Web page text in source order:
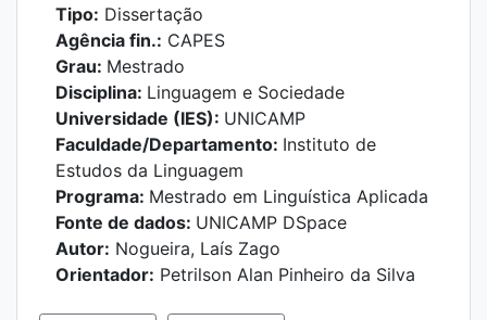
Tipo: Dissertação
Agência fin.: CAPES
Grau: Mestrado
Disciplina: Linguagem e Sociedade
Universidade (IES): UNICAMP
Faculdade/Departamento: Instituto de
Estudos da Linguagem
Programa: Mestrado em Linguística Aplicada
Fonte de dados: UNICAMP DSpace
Autor: Nogueira, Laís Zago
Orientador: Petrilson Alan Pinheiro da Silva